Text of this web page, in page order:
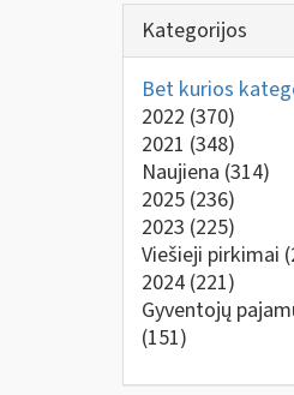
Kategorijos
Bet kurios
2022 (370)
2021 (348)
Naujiena (314)
2025 (236)
2023 (225)
Viešieji pirkimai
2024 (221)
Gyventojų
(151)